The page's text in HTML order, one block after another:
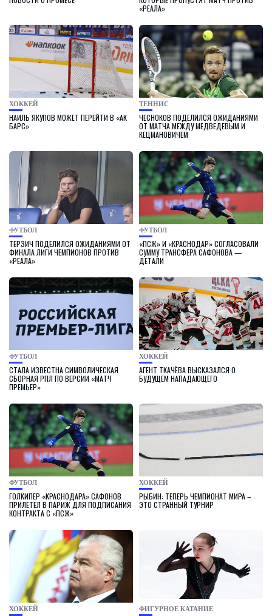
«РЕАЛА»
ХОККЕЙ
НАИЛЬ ЯКУПОВ МОЖЕТ ПЕРЕЙТИ В «АК
БАРС»
ТЕННИС
ЧЕСНОКОВ ПОДЕЛИЛСЯ ОЖИДАНИЯМИ
ОТ МАТЧА МЕЖДУ МЕДВЕДЕВЫМ И
КЕЦМАНОВИЧЕМ
ФУТБОЛ
ТЕРЗИЧ ПОДЕЛИЛСЯ ОЖИДАНИЯМИ ОТ
ФИНАЛА ЛИГИ ЧЕМПИОНОВ ПРОТИВ
«РЕАЛА»
ФУТБОЛ
«ПСЖ» И «КРАСНОДАР» СОГЛАСОВАЛИ
СУММУ ТРАНСФЕРА САФОНОВА —
ДЕТАЛИ
ФУТБОЛ
СТАЛА ИЗВЕСТНА СИМВОЛИЧЕСКАЯ
СБОРНАЯ РПЛ ПО ВЕРСИИ «МАТЧ
ПРЕМЬЕР»
ХОККЕЙ
АГЕНТ ТКАЧЁВА ВЫСКАЗАЛСЯ О
БУДУЩЕМ НАПАДАЮЩЕГО
ФУТБОЛ
ГОЛКИПЕР «КРАСНОДАРА» САФОНОВ
ПРИЛЕТЕЛ В ПАРИЖ ДЛЯ ПОДПИСАНИЯ
КОНТРАКТА С «ПСЖ»
ХОККЕЙ
РЫБИН: ТЕПЕРЬ ЧЕМПИОНАТ МИРА –
ЭТО СТРАННЫЙ ТУРНИР
ХОККЕЙ ФИГУРНОЕ КАТАНИЕ